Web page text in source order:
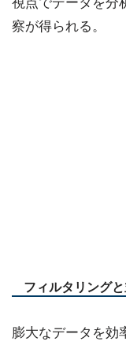
察が得られる。
フィルタリング
膨大なデータを効